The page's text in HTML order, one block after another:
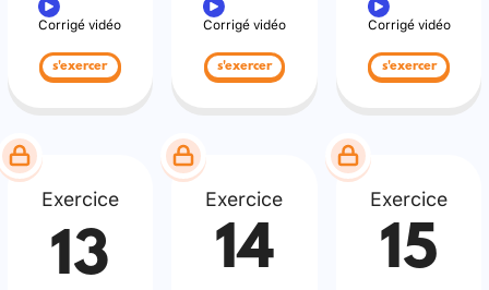
Corrigé vidéo
s'exercer
Corrigé vidéo
s'exercer
Corrigé vidéo
s'exercer
Exercice
13
Exercice
14
Exercice
15